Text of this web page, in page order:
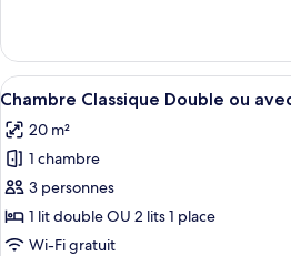
jardin
le
type
de
Suite
Junior,
jardin
Afficher
toutes
les
photos
pour
ce
type
5
Chambre Classique Double ou
20 m²
1 chambre
3 personnes
1 lit double OU 2 lits 1 place
Wi-Fi gratuit